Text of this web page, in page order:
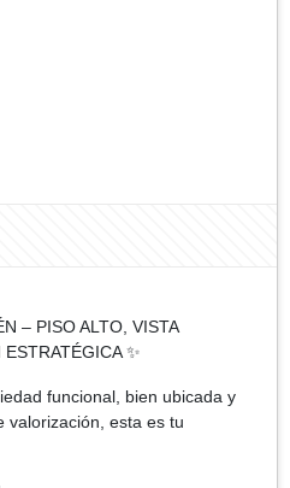
– PISO ALTO, VISTA
✨
funcional, bien ubicada y
valorización, esta es tu